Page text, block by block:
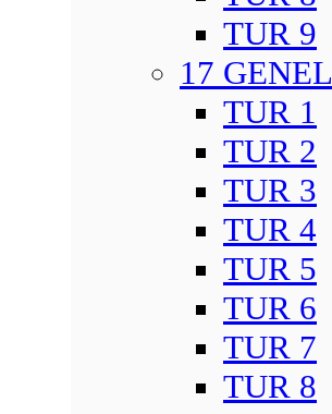
TUR 9
17 GENEL
TUR 1
TUR 2
TUR 3
TUR 4
TUR 5
TUR 6
TUR 7
TUR 8